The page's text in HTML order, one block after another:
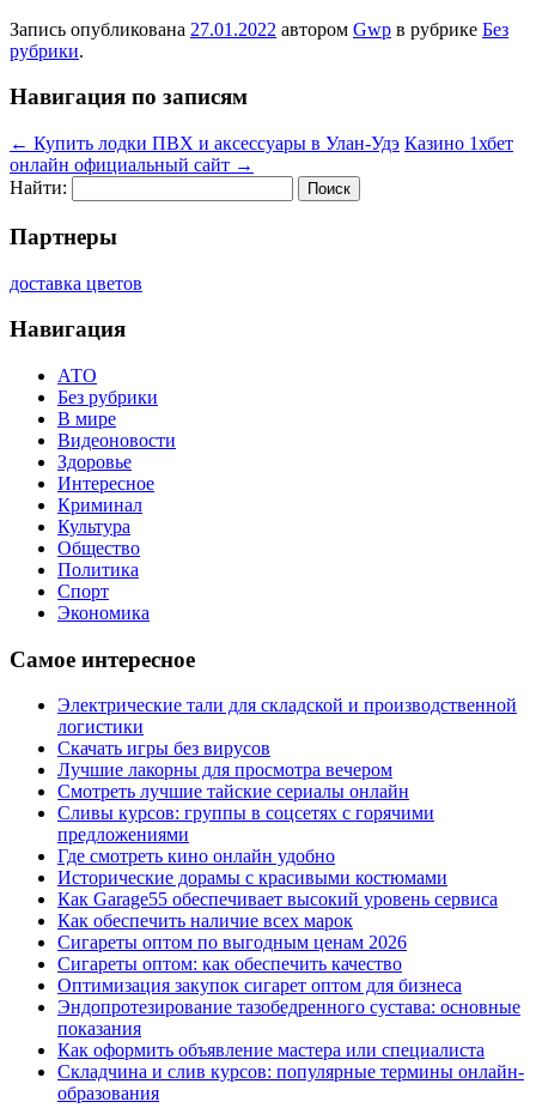
Запись опубликована 27.01.2022 автором Gwp в рубрике Без
рубрики.
Навигация по записям
← Купить лодки ПВХ и аксессуары в Улан-Удэ Казино 1хбет
онлайн официальный сайт →
Найти:
Партнеры
доставка цветов
Навигация
АТО
Без рубрики
В мире
Видеоновости
Здоровье
Интересное
Криминал
Культура
Общество
Политика
Спорт
Экономика
Самое интересное
Электрические тали для складской и производственной
логистики
Скачать игры без вирусов
Лучшие лакорны для просмотра вечером
Смотреть лучшие тайские сериалы онлайн
Сливы курсов: группы в соцсетях с горячими
предложениями
Где смотреть кино онлайн удобно
Исторические дорамы с красивыми костюмами
Как Garage55 обеспечивает высокий уровень сервиса
Как обеспечить наличие всех марок
Сигареты оптом по выгодным ценам 2026
Сигареты оптом: как обеспечить качество
Оптимизация закупок сигарет оптом для бизнеса
Эндопротезирование тазобедренного сустава: основные
показания
Как оформить объявление мастера или специалиста
Складчина и слив курсов: популярные термины онлайн-
образования